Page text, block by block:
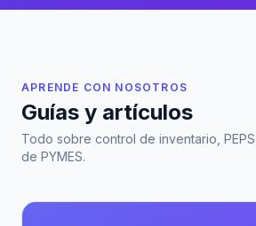
APRENDE CON NOSOTROS
Guías y artículos
Todo sobre control de inventario,
de PYMES.